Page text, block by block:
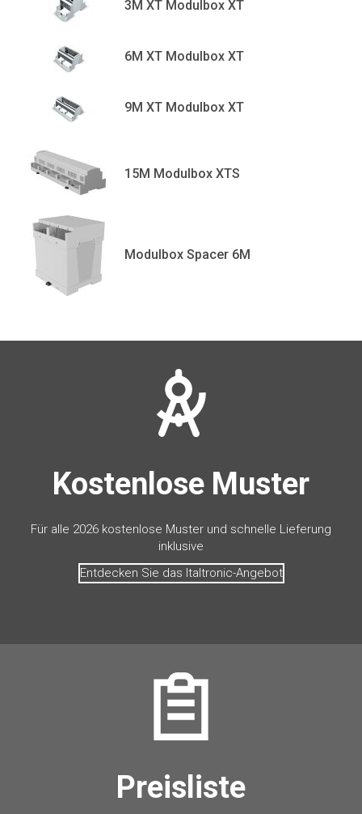
3M XT Modulbox XT
6M XT Modulbox XT
9M XT Modulbox XT
15M Modulbox XTS
Modulbox Spacer 6M
Kostenlose Muster
Für alle 2026 kostenlose Muster und schnelle Lieferung
inklusive
Entdecken Sie das Italtronic-Angebot
Preisliste